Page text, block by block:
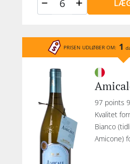
PRISEN UDLØBER OM: 1
97 points
Kvalitet
Bianco
Amicone)